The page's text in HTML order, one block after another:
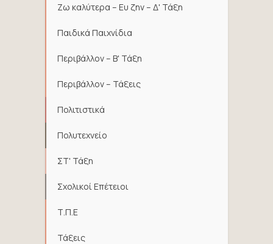
Ζω καλύτερα – Ευ ζην – Δ' Τάξη
Παιδικά Παιχνίδια
Περιβάλλον – Β' Τάξη
Περιβάλλον – Τάξεις
Πολιτιστικά
Πολυτεχνείο
ΣΤ' Τάξη
Σχολικοί Επέτειοι
Τ.Π.Ε
Τάξεις